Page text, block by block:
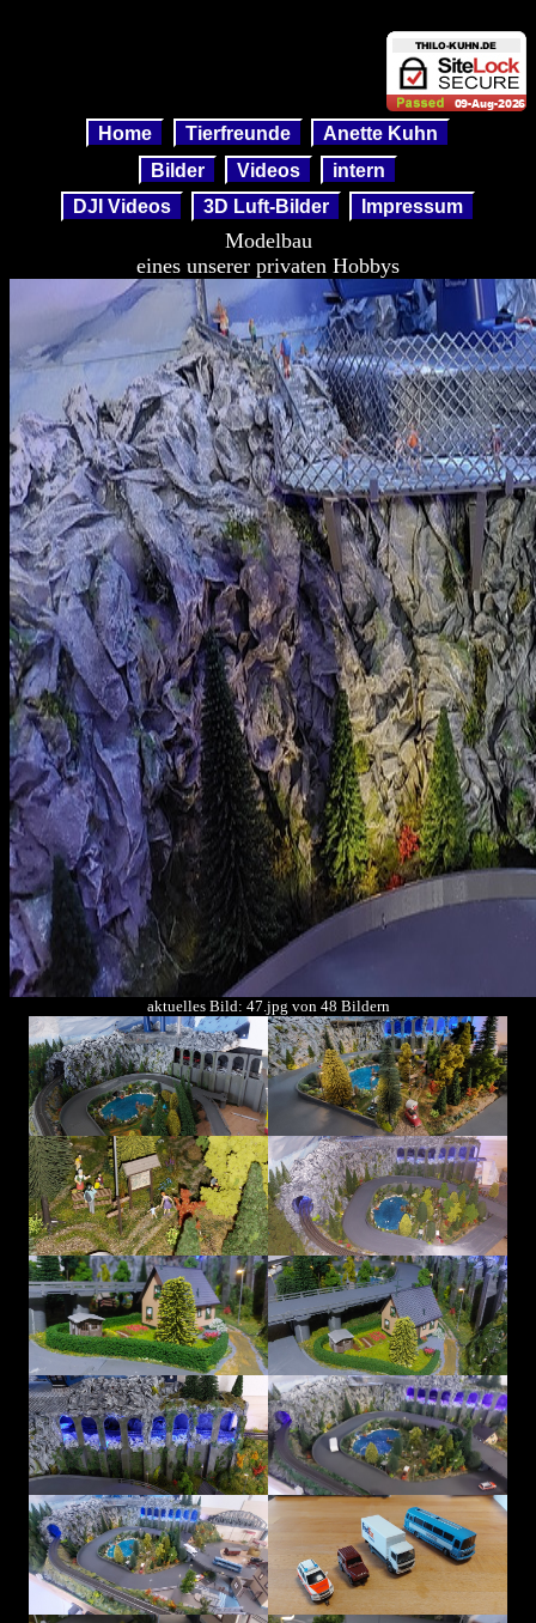
Home Tierfreunde
Anette Kuhn
Bilder
Videos
intern
DJI Videos
3D Luft-Bilder Impressum
Modelbau
eines unserer privaten Hobbys
aktuelles Bild: 47.jpg von 48 Bildern